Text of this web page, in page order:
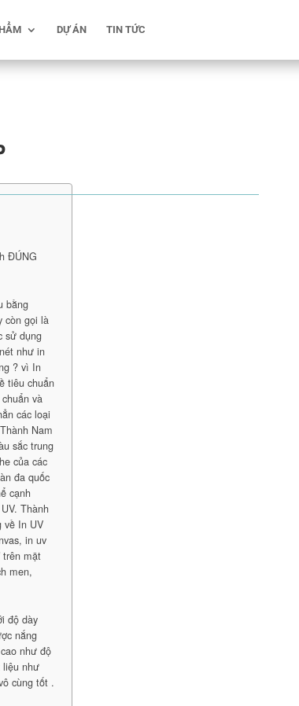
DỰ ÁN TIN TỨC
ĐÚNG
bằng
còn gọi là
sử dụng
như in
? vì In
tiêu chuẩn
và
các loại
Nam
sắc trung
của các
đa quốc
cạnh
Thành
về In UV
in uv
mặt
men,
độ dày
nắng
như độ
liệu như
cùng tốt .